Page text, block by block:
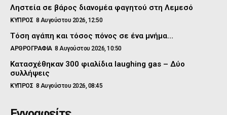
Ληστεία σε βάρος διανομέα φαγητού στη Λεμεσό
ΚΥΠΡΟΣ 8 Αυγούστου 2026, 12:50
Τόση αγάπη και τόσος πόνος σε ένα μνήμα…
ΑΡΘΡΟΓΡΑΦΙΑ 8 Αυγούστου 2026, 10:50
Κατασχέθηκαν 300 φιαλίδια laughing gas – Δύο
συλλήψεις
ΚΥΠΡΟΣ 8 Αυγούστου 2026, 08:45